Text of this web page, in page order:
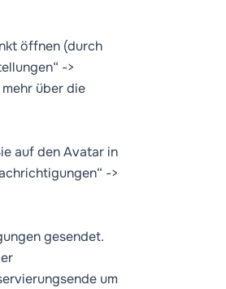
öffnen (durch
->
über die
auf den Avatar in
->
gesendet.
um